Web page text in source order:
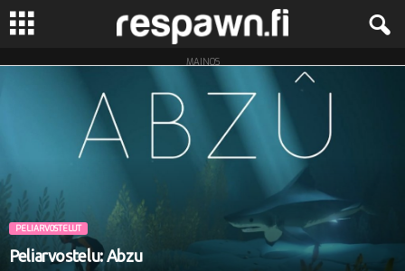
R
MAINOS
PELIARVOSTELUT
Peliarvostelu: Abzu